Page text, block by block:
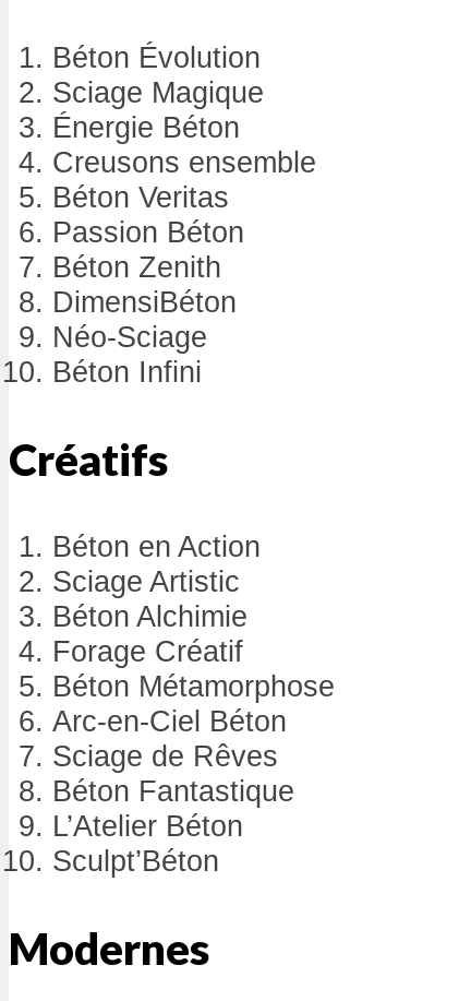
Béton Évolution
Sciage Magique
Énergie Béton
Creusons ensemble
Béton Veritas
Passion Béton
Béton Zenith
DimensiBéton
Néo-Sciage
Béton Infini
Créatifs
Béton en Action
Sciage Artistic
Béton Alchimie
Forage Créatif
Béton Métamorphose
Arc-en-Ciel Béton
Sciage de Rêves
Béton Fantastique
L’Atelier Béton
Sculpt’Béton
Modernes